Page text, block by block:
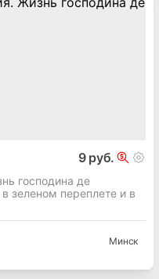
9 руб.
господина де
зеленом переплете и в
Минск